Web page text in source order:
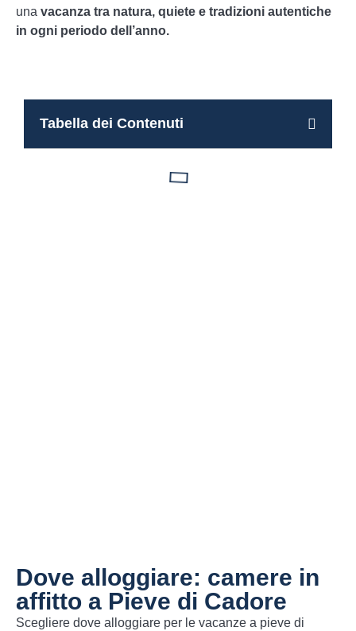
una vacanza tra natura, quiete e tradizioni autentiche
in ogni periodo dell’anno.
Tabella dei Contenuti
Dove alloggiare: camere in
affitto a Pieve di Cadore
Scegliere dove alloggiare per le vacanze a pieve di